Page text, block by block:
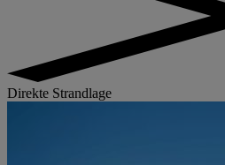
Direkte Strandlage